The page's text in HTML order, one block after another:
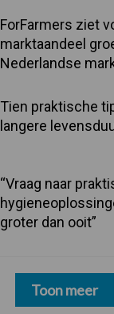
ForFarmers ziet
marktaandeel
Nederlandse
Tien praktische
langere
“Vraag naar
groter dan ooit”
Toon meer